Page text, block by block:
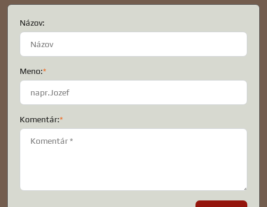
Názov:
Meno:*
Komentár:*